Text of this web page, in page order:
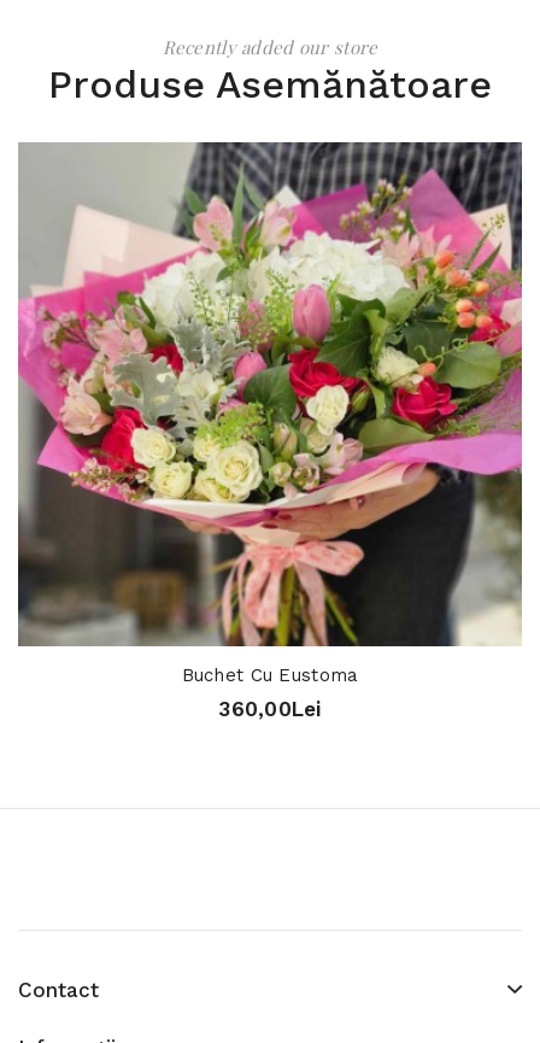
Recently added our store
Produse Asemănătoare
Buchet Cu Eustoma
360,00Lei
Contact